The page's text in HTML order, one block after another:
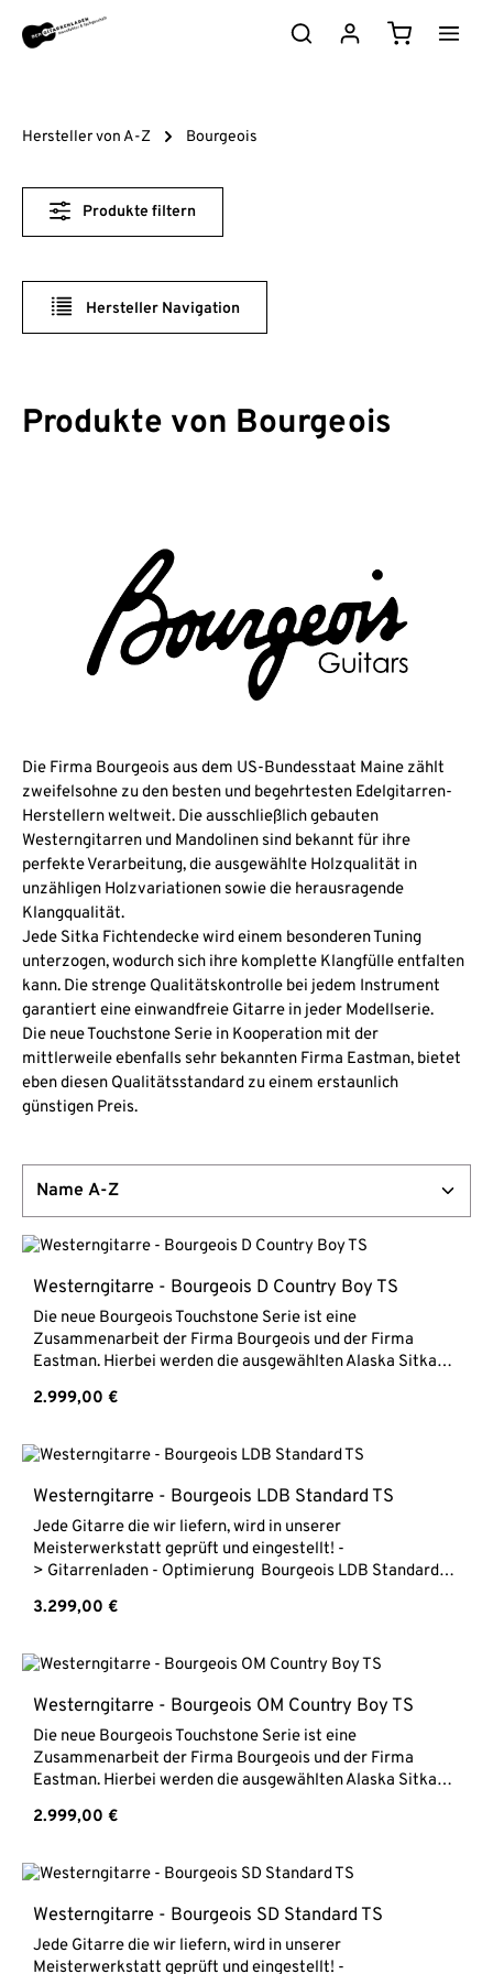
Zum Hauptinhalt springen
Hersteller von A-Z Bourgeois
Produkte filtern
Hersteller Navigation
Produkte von Bourgeois
Die Firma Bourgeois aus dem US-Bundesstaat Maine zählt
zweifelsohne zu den besten und begehrtesten Edelgitarren-
Herstellern weltweit. Die ausschließlich gebauten
Westerngitarren und Mandolinen sind bekannt für ihre
perfekte Verarbeitung, die ausgewählte Holzqualität in
unzähligen Holzvariationen sowie die herausragende
Klangqualität.
Jede Sitka Fichtendecke wird einem besonderen Tuning
unterzogen, wodurch sich ihre komplette Klangfülle entfalten
kann. Die strenge Qualitätskontrolle bei jedem Instrument
garantiert eine einwandfreie Gitarre in jeder Modellserie.
Die neue Touchstone Serie in Kooperation mit der
mittlerweile ebenfalls sehr bekannten Firma Eastman, bietet
eben diesen Qualitätsstandard zu einem erstaunlich
günstigen Preis.
Westerngitarre - Bourgeois D Country Boy TS
Die neue Bourgeois Touchstone Serie ist eine
Zusammenarbeit der Firma Bourgeois und der Firma
Eastman. Hierbei werden die ausgewählten Alaska Sitka
unterzogen und sorgfältig mit Adirondack Fichte bebalkt.
bei Eastman fertig gebaut. Somit bietet die Touchstone
Perfektion zu einem hochinteressanten Preis. Enthalten
sind die beliebten Country Boy Modelle in OM und
Dreadnought sowie die Vintage Modelle ebenfalls in beiden
Bauformen. Jede Gitarre die wir liefern, wird in unserer
Meisterwerkstatt geprüft und eingestellt! -
> Gitarrenladen - Optimierung Bourgeois OM Vintage
Mahagoni Ebenholz Griffbrett Sattelbreite 43,6
Hartschalenkoffer
Regulärer Preis:
2.999,00 €
Westerngitarre - Bourgeois LDB Standard TS
Jede Gitarre die wir liefern, wird in unserer
Meisterwerkstatt geprüft und eingestellt! -
> Gitarrenladen - Optimierung Bourgeois LDB Standard
Haselfichtendecke Boden & Zargen aus massivem
Griffbrett Sattelbreite 43 mm Mensur 635 mm Lackierung
Regulärer Preis:
3.299,00 €
Westerngitarre - Bourgeois OM Country Boy TS
Die neue Bourgeois Touchstone Serie ist eine
Zusammenarbeit der Firma Bourgeois und der Firma
Eastman. Hierbei werden die ausgewählten Alaska Sitka
unterzogen und sorgfältig mit Adirondack Fichte bebalkt.
bei Eastman fertig gebaut. Sound-Demo auf
Serie den hohen Standard an Klangqualität und Liebe zur
Perfektion zu einem hochinteressanten Preis. Enthalten
sind die beliebten Country Boy Modelle in OM und
Regulärer Preis:
2.999,00 €
Westerngitarre - Bourgeois SD Standard TS
Jede Gitarre die wir liefern, wird in unserer
Meisterwerkstatt geprüft und eingestellt! -